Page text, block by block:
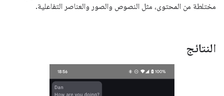
مختلطة من المحتوى، مثل النصوص والصور والعناصر التفاعلية.
النتائج